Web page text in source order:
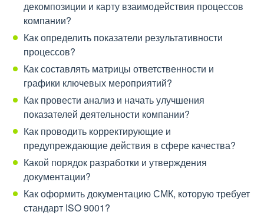
декомпозиции и карту взаимодействия процессов
компании?
Как определить показатели результативности
процессов?
Как составлять матрицы ответственности и
графики ключевых мероприятий?
Как провести анализ и начать улучшения
показателей деятельности компании?
Как проводить корректирующие и
предупреждающие действия в сфере качества?
Какой порядок разработки и утверждения
документации?
Как оформить документацию СМК, которую требует
стандарт ІSO 9001?